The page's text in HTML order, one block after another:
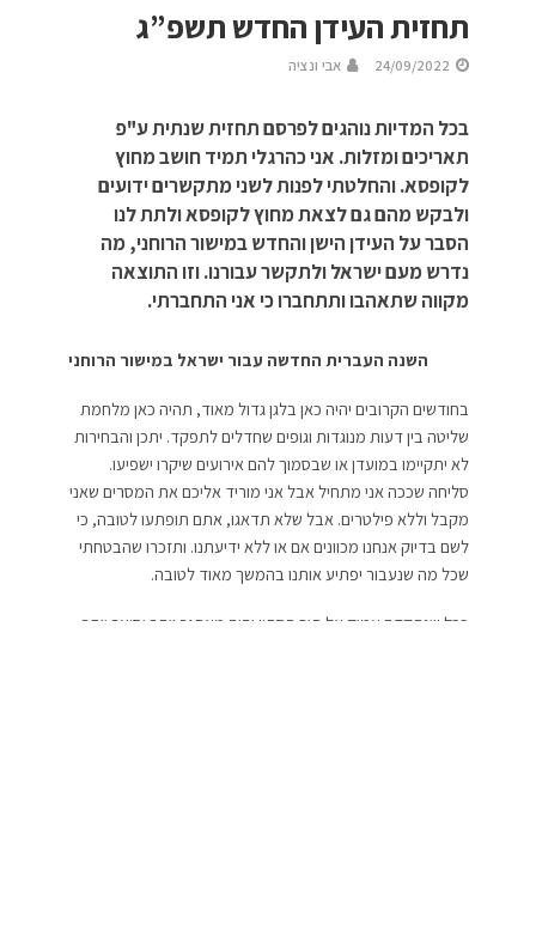
תחזית העידן החדש תשפ”ג
24/09/2022 אבי ונציה
בכל המדיות נוהגים לפרסם תחזית שנתית ע"פ
תאריכים ומזלות. אני כהרגלי תמיד חושב מחוץ
לקופסא. והחלטתי לפנות לשני מתקשרים ידועים
ולבקש מהם גם לצאת מחוץ לקופסא ולתת לנו
הסבר על העידן הישן והחדש במישור הרוחני, מה
נדרש מעם ישראל ולתקשר עבורנו. וזו התוצאה
מקווה שתאהבו ותתחברו כי אני התחברתי.
השנה העברית החדשה עבור ישראל במישור הרוחני
בחודשים הקרובים יהיה כאן בלגן גדול מאוד, תהיה כאן מלחמת
שליטה בין דעות מנוגדות וגופים שחדלים לתפקד. יתכן והבחירות
לא יתקיימו במועדן או שבסמוך להם אירועים שיקרו ישפיעו.
סליחה שככה אני מתחיל אבל אני מוריד אליכם את המסרים שאני
מקבל וללא פילטרים. אבל שלא תדאגו, אתם תופתעו לטובה, כי
לשם בדיוק אנחנו מכוונים אם או ללא ידיעתנו. ותזכרו שהבטחתי
שכל מה שנעבור יפתיע אותנו בהמשך מאוד לטובה.
ככל שנתקדם עמוק אל תוך הסתיו יהיה מאתגר יותר וסוער יותר.